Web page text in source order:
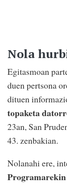
Nola
Egitasmoan
duen pertsona
dituen
topaketa
23an, San
43. zenbakian.
Nolanahi ere,